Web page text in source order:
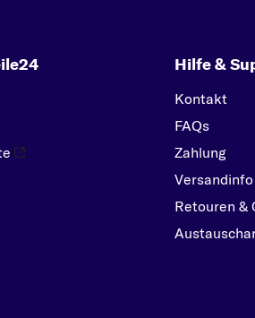
SKODA
SMART
SUBARU
SUZUKI
TOYOTA
Hilfe &
Kontakt
FAQs
Zahlung
Versandinfo
Retouren &